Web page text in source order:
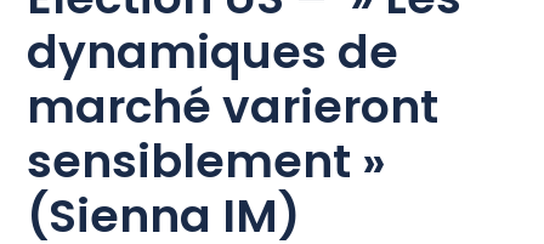
dynamiques de
marché varieront
sensiblement »
(Sienna IM)